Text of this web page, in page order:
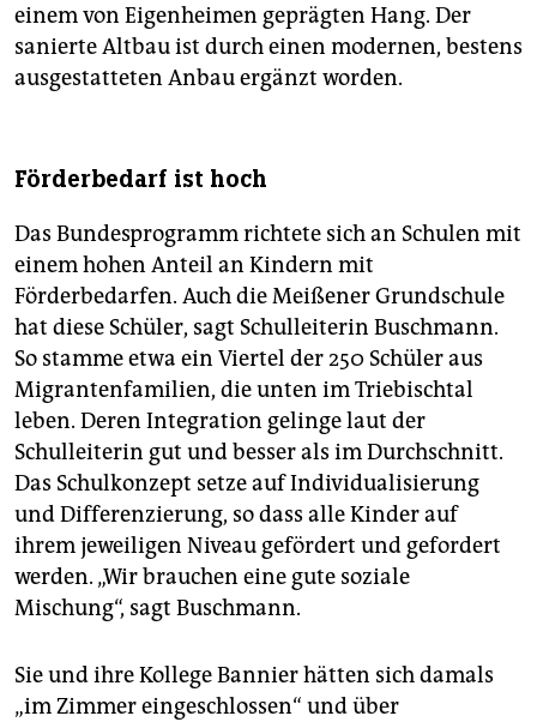
einem von Eigenheimen geprägten Hang. Der
sanierte Altbau ist durch einen modernen, bestens
ausgestatteten Anbau ergänzt worden.
Förderbedarf ist hoch
Das Bundesprogramm richtete sich an Schulen mit
einem hohen Anteil an Kindern mit
Förderbedarfen. Auch die Meißener Grundschule
hat diese Schüler, sagt Schulleiterin Buschmann.
So stamme etwa ein Viertel der 250 Schüler aus
Migrantenfamilien, die unten im Triebischtal
leben. Deren Integration gelinge laut der
Schulleiterin gut und besser als im Durchschnitt.
Das Schulkonzept setze auf Individualisierung
und Differenzierung, so dass alle Kinder auf
ihrem jeweiligen Niveau gefördert und gefordert
werden. „Wir brauchen eine gute soziale
Mischung“, sagt Buschmann.
Sie und ihre Kollege Bannier hätten sich damals
„im Zimmer eingeschlossen“ und über